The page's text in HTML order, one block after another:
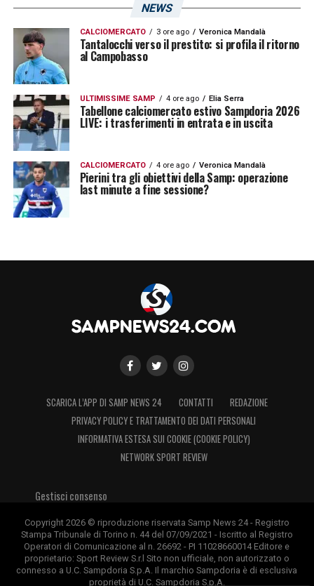
NEWS
CALCIOMERCATO 3 ore ago Veronica Mandalà
Tantalocchi verso il prestito: si profila il ritorno
al Campobasso
ULTIMISSIME SAMP 4 ore ago Elia Serra
Tabellone calciomercato estivo Sampdoria 2026
LIVE: i trasferimenti in entrata e in uscita
CALCIOMERCATO 4 ore ago Veronica Mandalà
Pierini tra gli obiettivi della Samp: operazione
last minute a fine sessione?
SCARICA L’APP DI SAMP NEWS 24 CONTATTI
REDAZIONE
PRIVACY POLICY E TRATTAMENTO DEI DATI PERSONALI
INFORMATIVA ESTESA SUI COOKIE (COOKIE POLICY)
NETWORK SPORT REVIEW
Gestisci consenso
Copyright 2026 © riproduzione riservata Samp News 24 - Registro
Stampa Tribunale di Torino n. 44 del 07/09/2021 - Iscritto al Registro
Operatori di Comunicazione al n. 26692 - PI 11028660014 Editore e
proprietario: Sport Review S.r.l Sito non ufficiale, non autorizzato o
connesso a U.C. Sampdoria S.p.A. Il marchio Sampdoria è di esclusiva
proprietà di U.C. Sampdoria S.p.A.